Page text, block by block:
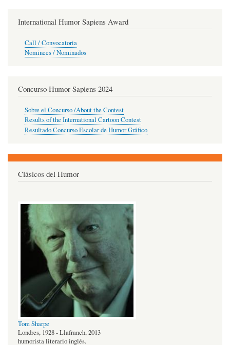
International Humor Sapiens Award
Call / Convocatoria
Nominees / Nominados
Concurso Humor Sapiens 2024
Sobre el Concurso /About the Contest
Results of the International Cartoon Contest
Resultado Concurso Escolar de Humor Gráfico
Clásicos del Humor
Tom Sharpe
Londres, 1928 - Llafranch, 2013
humorista literario inglés.